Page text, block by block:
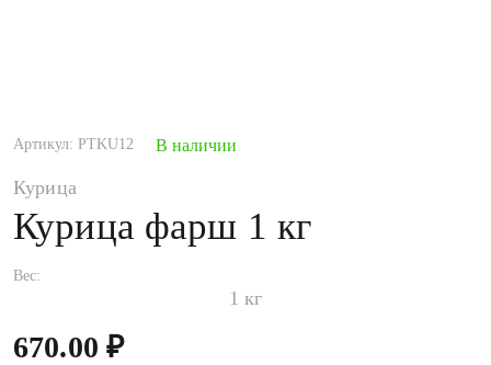
Артикул: PTKU12 В наличии
Курица
Курица фарш 1 кг
Вес:
1 кг
670.00 ₽